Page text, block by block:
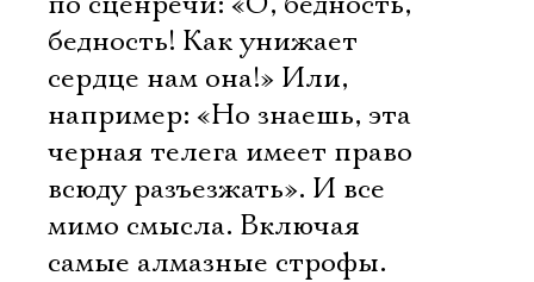
бедность! Как унижает
сердце нам она!» Или,
например: «Но знаешь, эта
черная телега имеет право
всюду разъезжать». И все
мимо смысла. Включая
самые алмазные строфы.